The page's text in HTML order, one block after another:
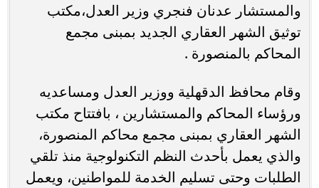
والمستشار عدنان فنجري وزير العدل،مكتب
توثيق الشهر العقاري الجديد بمبنى مجمع
المحاكم بالمنصورة .
وقام محافظ الدقهلية ووزير العدل ومساعديه
ورؤساء المحاكم والمستشارين ، بافتتاح مكتب
الشهر العقاري بمبنى مجمع محاكم المنصورة،
والذي يعمل بأحدث النظم التكنولوجية منذ تلقي
الطلبات وحتى تسليم الخدمة للمواطنين، ويعمل